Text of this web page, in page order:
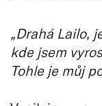
„Drahá Lailo,
kde jsem
Tohle je můj